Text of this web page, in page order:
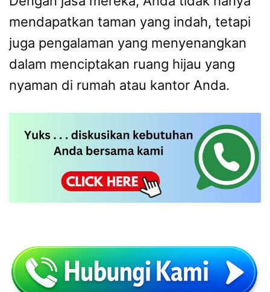
mendapatkan taman yang indah, tetapi
juga pengalaman yang menyenangkan
dalam menciptakan ruang hijau yang
nyaman di rumah atau kantor Anda.